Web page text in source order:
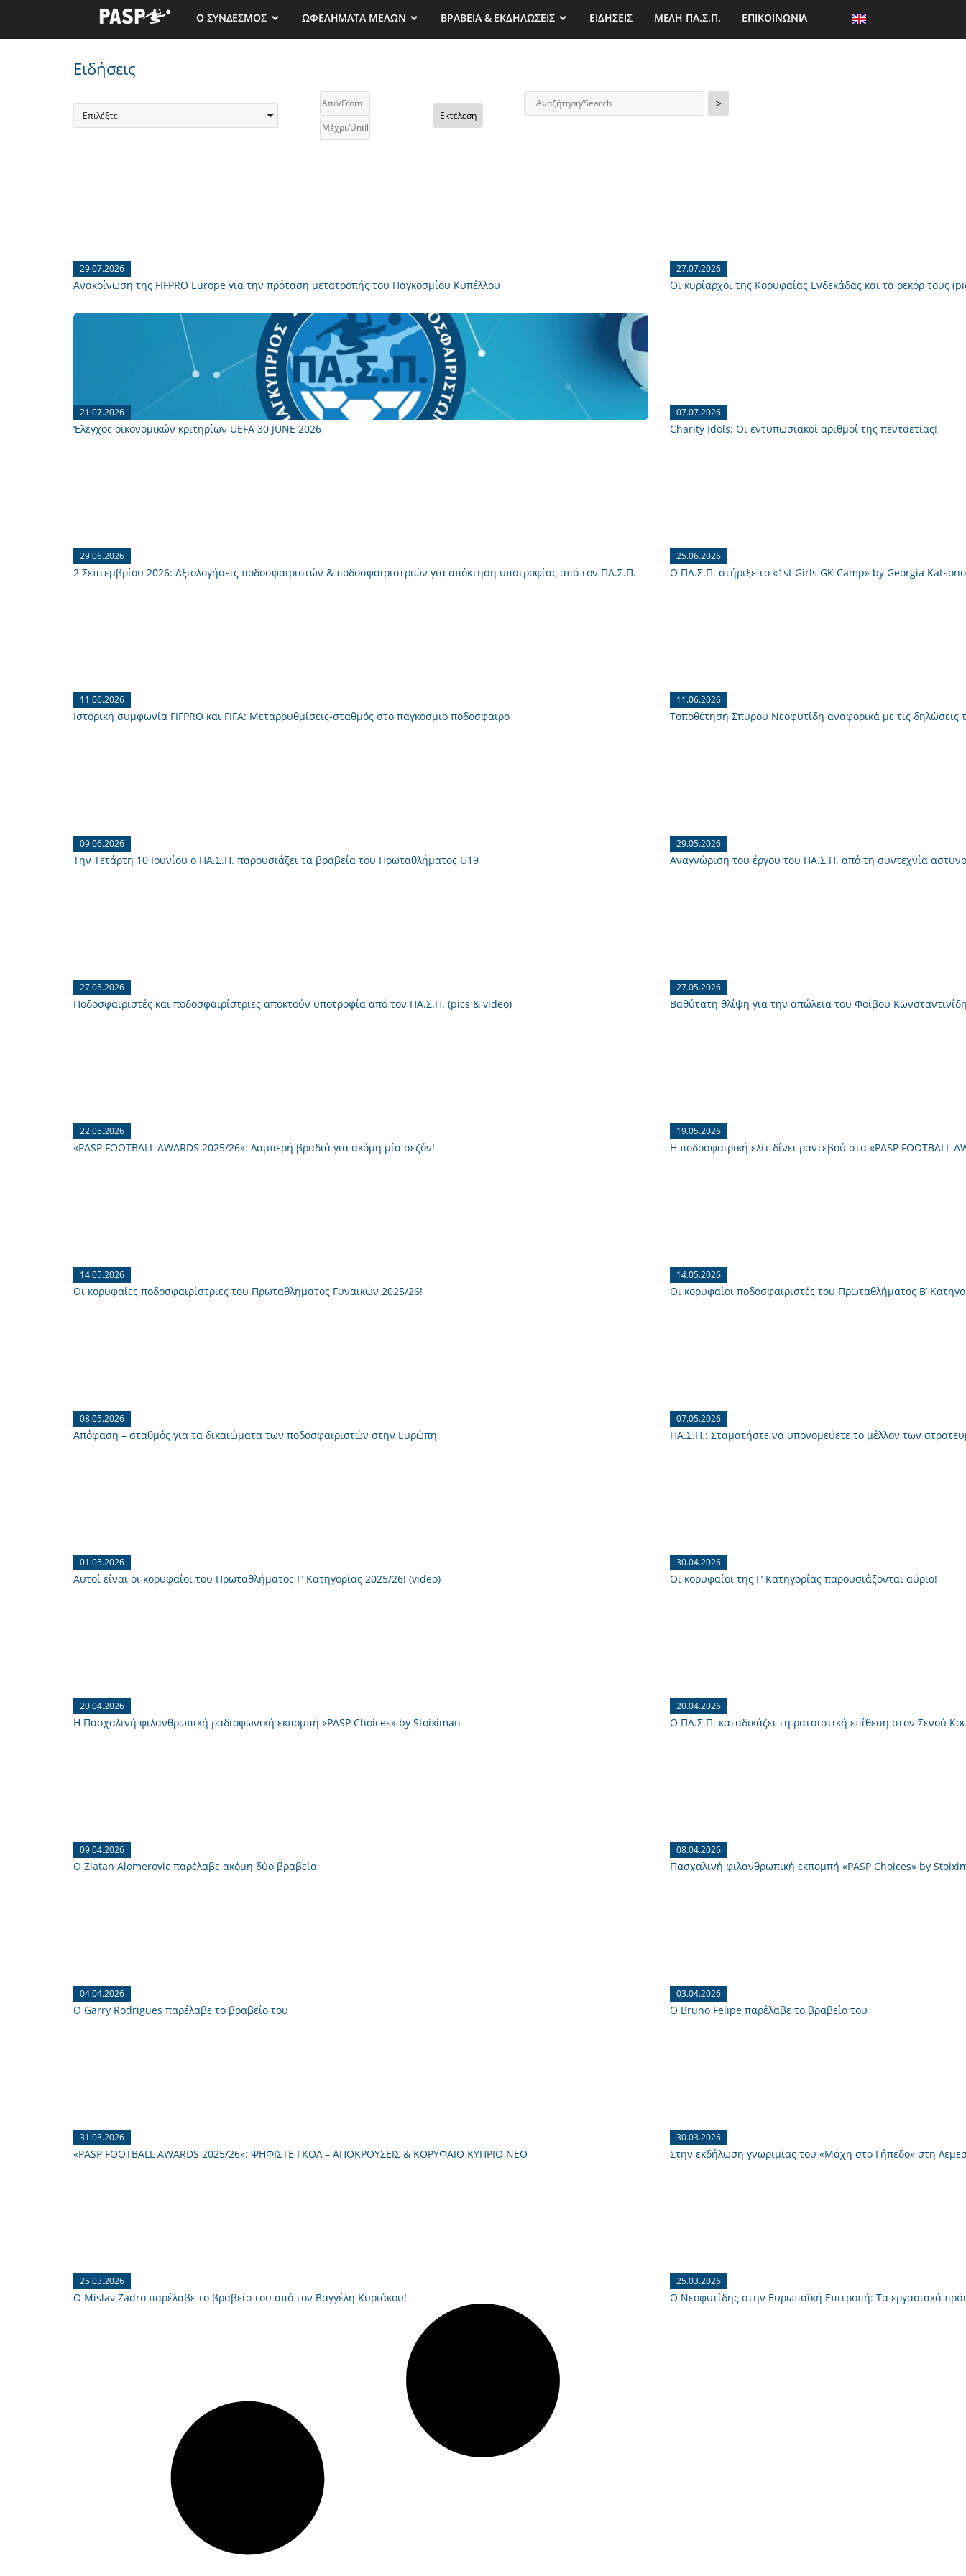
Ο ΣΥΝΔΕΣΜΟΣ ΩΦΕΛΗΜΑΤΑ ΜΕΛΩΝ ΒΡΑΒΕΙΑ & ΕΚΔΗΛΩΣΕΙΣ ΕΙΔΗΣΕΙΣ ΜΕΛΗ ΠΑ.Σ.Π. ΕΠΙΚΟΙΝΩΝΙΑ
Ειδήσεις
Επιλέξτε Εκτέλεση
>
29.07.2026
Ανακοίνωση της FIFPRO Europe για την πρόταση μετατροπής του Παγκοσμίου Κυπέλλου
27.07.2026
Οι κυρίαρχοι της Κορυφαίας Ενδεκάδας και τα ρεκόρ τους
21.07.2026
‘Ελεγχος οικονομικών κριτηρίων UEFA 30 JUNE 2026
07.07.2026
Charity Idols: Οι εντυπωσιακοί αριθμοί της πενταετίας!
29.06.2026
2 Σεπτεμβρίου 2026: Aξιολογήσεις ποδοσφαιριστών & ποδοσφαιριστριών για απόκτηση υποτροφίας από τον ΠΑ.Σ.Π.
25.06.2026
Ο ΠΑ.Σ.Π. στήριξε το «1st Girls GK Camp» by Georgia
11.06.2026
Ιστορική συμφωνία FIFPRO και FIFA: Μεταρρυθμίσεις-σταθμός στο παγκόσμιο ποδόσφαιρο
11.06.2026
Τοποθέτηση Σπύρου Νεοφυτίδη αναφορικά με τις
09.06.2026
Την Τετάρτη 10 Ιουνίου ο ΠΑ.Σ.Π. παρουσιάζει τα βραβεία του Πρωταθλήματος U19
29.05.2026
Αναγνώριση του έργου του ΠΑ.Σ.Π. από τη συντεχνία
27.05.2026
Ποδοσφαιριστές και ποδοσφαιρίστριες αποκτούν υποτροφία από τον ΠΑ.Σ.Π. (pics & video)
27.05.2026
Βαθύτατη θλίψη για την απώλεια του Φοίβου
22.05.2026
«PASP FOOTBALL AWARDS 2025/26»: Λαμπερή βραδιά για ακόμη μία σεζόν!
19.05.2026
Η ποδοσφαιρική ελίτ δίνει ραντεβού στα «PASP FOOTBALL
14.05.2026
Οι κορυφαίες ποδοσφαιρίστριες του Πρωταθλήματος Γυναικών 2025/26!
14.05.2026
Οι κορυφαίοι ποδοσφαιριστές του Πρωταθλήματος Β’
08.05.2026
Απόφαση – σταθμός για τα δικαιώματα των ποδοσφαιριστών στην Ευρώπη
07.05.2026
ΠΑ.Σ.Π.: Σταματήστε να υπονομεύετε το μέλλον των
01.05.2026
Αυτοί είναι οι κορυφαίοι του Πρωταθλήματος Γ’ Κατηγορίας 2025/26! (video)
30.04.2026
Οι κορυφαίοι της Γ’ Κατηγορίας παρουσιάζονται αύριο!
20.04.2026
H Πασχαλινή φιλανθρωπική ραδιοφωνική εκπομπή «PASP Choices» by Stoiximan
20.04.2026
Ο ΠΑ.Σ.Π. καταδικάζει τη ρατσιστική επίθεση στον Σενού
09.04.2026
O Zlatan Alomerovic παρέλαβε ακόμη δύο βραβεία
08.04.2026
Πασχαλινή φιλανθρωπική εκπομπή «PASP Choices» by
04.04.2026
O Garry Rodrigues παρέλαβε το βραβείο του
03.04.2026
O Bruno Felipe παρέλαβε το βραβείο του
31.03.2026
«PASP FOOTBALL AWARDS 2025/26»: ΨΗΦΙΣΤΕ ΓΚΟΛ – ΑΠΟΚΡΟΥΣΕΙΣ & ΚΟΡΥΦΑΙΟ ΚΥΠΡΙΟ ΝΕΟ
30.03.2026
Στην εκδήλωση γνωριμίας του «Μάχη στο Γήπεδο» στη
25.03.2026
Ο Mislav Zadro παρέλαβε το βραβείο του από τον Βαγγέλη Κυριάκου!
25.03.2026
Ο Νεοφυτίδης στην Ευρωπαϊκή Επιτροπή: Τα εργασιακά